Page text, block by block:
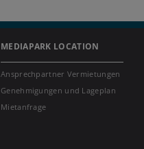
MEDIAPARK LOCATION
Ansprechpartner Vermietungen
Genehmigungen und Lageplan
Mietanfrage